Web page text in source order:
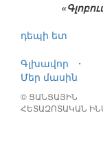
դեպի ետ
Գլխավոր
⋅
Մեր մասին
© ՑԱՆՑԱՅԻՆ
ՀԵՏԱԶՈՏԱԿԱՆ